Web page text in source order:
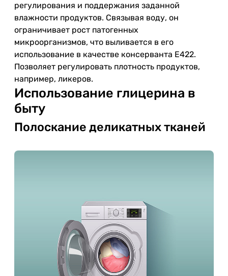
регулирования и поддержания заданной
влажности продуктов. Связывая воду, он
ограничивает рост патогенных
микроорганизмов, что выливается в его
использование в качестве консерванта Е422.
Позволяет регулировать плотность продуктов,
например, ликеров.
Использование глицерина в
быту
Полоскание деликатных тканей